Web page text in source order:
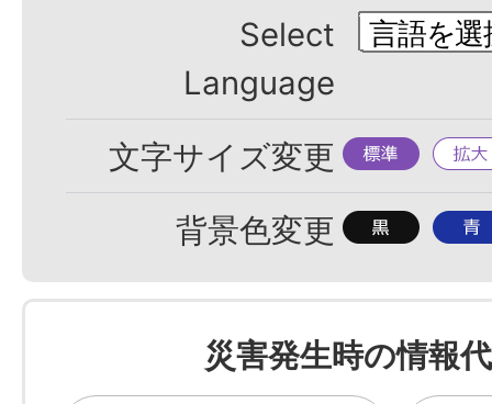
Select
Language
文字サイズ変更 標
準
拡
大
背景色変更 背
色
を
黒
背
色
を
青
災害発生時の情報